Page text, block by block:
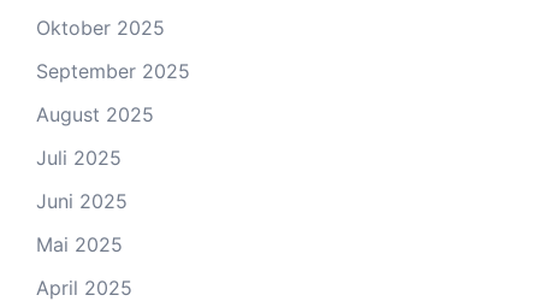
Oktober 2025
September 2025
August 2025
Juli 2025
Juni 2025
Mai 2025
April 2025